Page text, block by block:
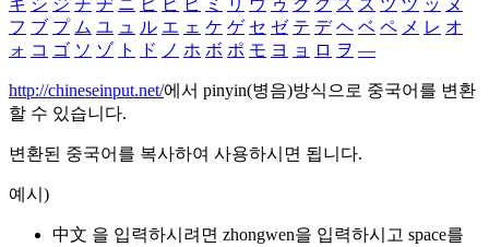
ギ シ ジ チ ヂ ニ ヒ ビ ピ ミ リ ウ ゥ ク グ ス ズ ツ ヅ ッ ヌ
フ ブ プ ム ユ ュ ル エ ェ ケ ゲ セ ゼ テ デ ヘ ベ ペ メ レ オ
ォ コ ゴ ソ ゾ ト ド ノ ホ ボ ポ モ ヨ ョ ロ ヲ ―
http://chineseinput.net/에서 pinyin(병음)방식으로 중국어를 변환
할 수 있습니다.
변환된 중국어를 복사하여 사용하시면 됩니다.
예시)
中文 을 입력하시려면 zhongwen을 입력하시고 space를